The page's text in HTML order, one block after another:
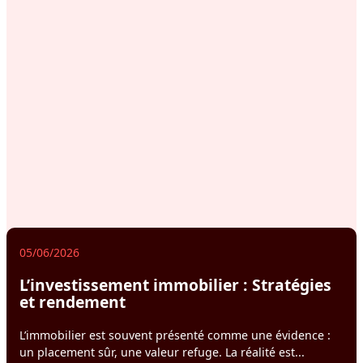
05/06/2026
L’investissement immobilier : Stratégies
et rendement
L’immobilier est souvent présenté comme une évidence :
un placement sûr, une valeur refuge. La réalité est...